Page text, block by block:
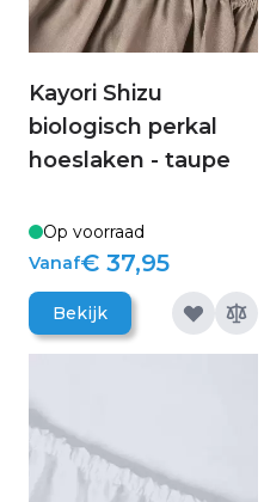
Kayori Shizu
biologisch perkal
hoeslaken - taupe
Op voorraad
Vanaf€ 37,95
Bekijk